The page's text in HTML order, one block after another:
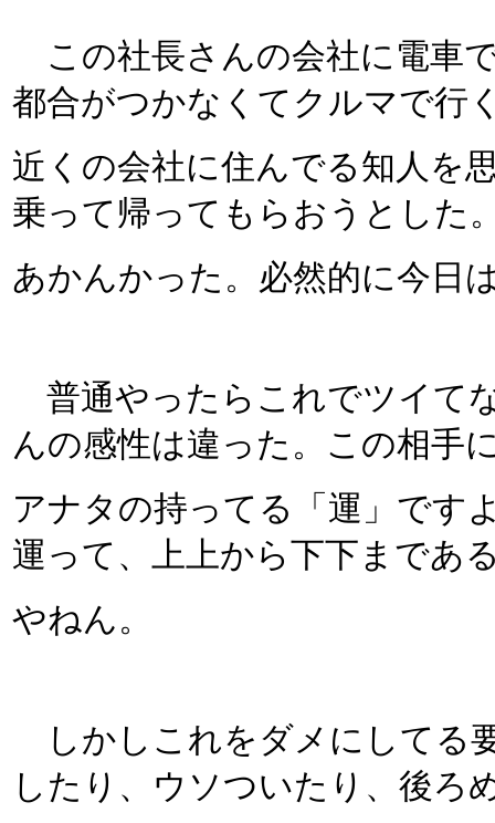
この社長さんの会社に電車
都合がつかなくてクルマで行
近くの会社に住んでる知人を
乗って帰ってもらおうとした
あかんかった。必然的に今日
普通やったらこれでツイて
んの感性は違った。この相手
アナタの持ってる「運」です
運って、上上から下下まであ
やねん。
しかしこれをダメにしてる
したり、ウソついたり、後ろ